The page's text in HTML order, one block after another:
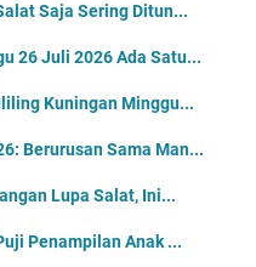
Saja Sering Ditun...
26 Juli 2026 Ada Satu...
Kuningan Minggu...
Berurusan Sama Man...
Lupa Salat, Ini...
Penampilan Anak ...